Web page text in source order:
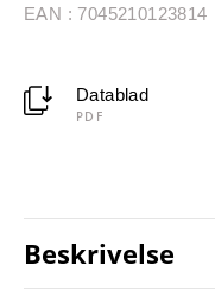
EAN : 7045210123814
Datablad
PDF
Beskrivelse